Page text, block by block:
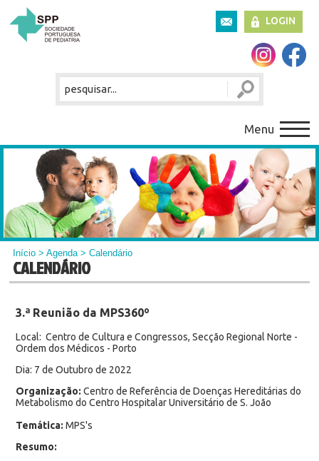
LOGIN
Menu
Início >Agenda> Calendário
CALENDÁRIO
3.ª Reunião da MPS360º
Local: Centro de Cultura e Congressos, Secção Regional Norte -
Ordem dos Médicos - Porto
Dia: 7 de Outubro de 2022
Organização: Centro de Referência de Doenças Hereditárias do
Metabolismo do Centro Hospitalar Universitário de S. João
Temática: MPS's
Resumo: